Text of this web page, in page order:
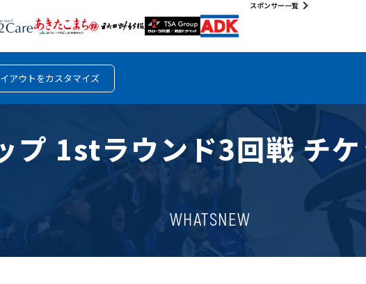
スポンサー一覧
アウトをカスタマイズ
プ 1stラウンド3回戦 チ
WHATSNEW